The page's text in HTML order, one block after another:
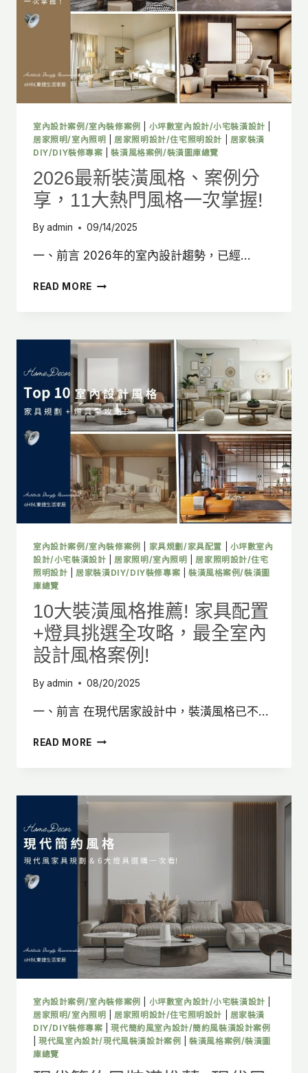
天
壁
設
計，
輕
鬆
造
5
大
風
格
的
高
質
家
室內設計案例/室內裝修案例 小坪數室內設計/小宅裝潢設計
居家照明/室內照明
居家照明設計/住宅照明設計
居家裝潢
DIY/DIY裝修專案 |裝潢風格案例/裝潢圖庫總覽
2026最新裝潢風格、案例分
享，11大熱門風格一次掌握!
Byadmin 09/14/2025
一、前言 2026年的室內設計趨勢，已經…
READ MORE 2026
潢
風
例
分
享，
11
大
熱
門
風
格
次
掌
握!
室內設計案例/室內裝修案例 家具規劃/家具配置
小坪數室內
設計/小宅裝潢設計 |居家照明/室內照明 |居家照明設計/住宅
照明設計 |居家裝潢DIY/DIY裝修專案
裝潢風格案例/裝潢圖
庫總覽
10大裝潢風格推薦! 家具配置
+燈具挑選全攻略，最全室內
設計風格案例!
Byadmin 08/20/2025
一、前言 在現代居家設計中，裝潢風格已不…
READ MORE 10
風
薦!
+燈
具
挑
選
全
略，
最
全
室
室內設計案例/室內裝修案例 小坪數室內設計/小宅裝潢設計
居家照明/室內照明
|居家照明設計/住宅照明設計
居家裝潢
DIY/DIY裝修專案 |現代簡約風室內設計/簡約風裝潢設計案例
|現代風室內設計/現代風裝潢設計案例 |裝潢風格案例/裝潢圖
庫總覽